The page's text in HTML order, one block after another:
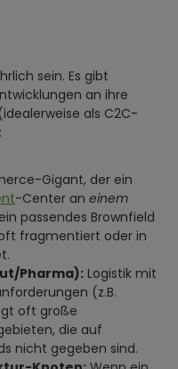
sein. Es gibt
an ihre
als C2C-
Gigant, der ein
-Center an einem
passendes Brownfield
fragmentiert oder in
Pharma): Logistik mit
(z.B.
oft große
die auf
nicht gegeben sind.